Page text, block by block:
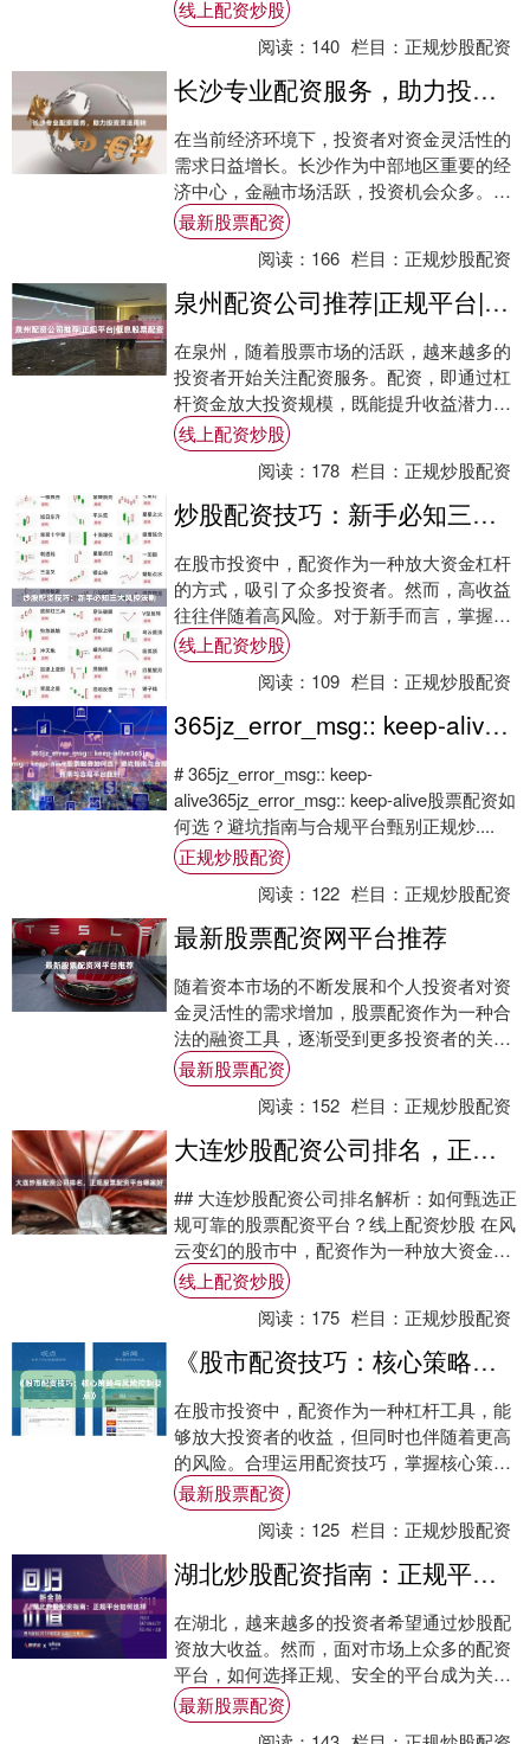
放大....
线上配资炒股
阅读： 140 栏目： 正规炒股配资
长沙专业配资服务，助力投资灵活周转
在当前经济环境下，投资者对资金灵活性的
需求日益增长。长沙作为中部地区重要的经
济中心，金融市场活跃，投资机会众多。然
而，许多投资者在抓住市场机遇时，往往面
临资金不....
最新股票配资
阅读： 166 栏目： 正规炒股配资
泉州配资公司推荐|正规平台|低息股票配资
在泉州，随着股票市场的活跃，越来越多的
投资者开始关注配资服务。配资，即通过杠
杆资金放大投资规模，既能提升收益潜力，
也伴随一定风险。因此，选择一家正规、低
息的配资....
线上配资炒股
阅读： 178 栏目： 正规炒股配资
炒股配资技巧：新手必知三大风控法则
在股市投资中，配资作为一种放大资金杠杆
的方式，吸引了众多投资者。然而，高收益
往往伴随着高风险。对于新手而言，掌握科
学的炒股配资技巧，尤其是风险控制法则，
是保障资....
线上配资炒股
阅读： 109 栏目： 正规炒股配资
365jz_error_msg:: keep-alive365jz_error_msg:: keep-alive股票配资如何选？避坑指南与合规平台甄别
# 365jz_error_msg:: keep-
alive365jz_error_msg:: keep-alive股票配资如
何选？避坑指南与合规平台甄别正规炒....
正规炒股配资
阅读： 122 栏目： 正规炒股配资
最新股票配资网平台推荐
随着资本市场的不断发展和个人投资者对资
金灵活性的需求增加，股票配资作为一种合
法的融资工具，逐渐受到更多投资者的关
注。2024年最新股票配资，市场上涌现出一
批新的....
最新股票配资
阅读： 152 栏目： 正规炒股配资
大连炒股配资公司排名，正规股票配资平台哪家好
## 大连炒股配资公司排名解析：如何甄选正
规可靠的股票配资平台？线上配资炒股 在风
云变幻的股市中，配资作为一种放大资金杠
杆的工具，吸引了众多投资者的目光。大连
作....
线上配资炒股
阅读： 175 栏目： 正规炒股配资
《股市配资技巧：核心策略与风险控制要点》
在股市投资中，配资作为一种杠杆工具，能
够放大投资者的收益，但同时也伴随着更高
的风险。合理运用配资技巧，掌握核心策略
与风险控制要点，是投资者在市场中稳健前
行的关键....
最新股票配资
阅读： 125 栏目： 正规炒股配资
湖北炒股配资指南：正规平台如何选择
在湖北，越来越多的投资者希望通过炒股配
资放大收益。然而，面对市场上众多的配资
平台，如何选择正规、安全的平台成为关键
问题。本文将为您提供一份实用的湖北炒股
配资指南....
最新股票配资